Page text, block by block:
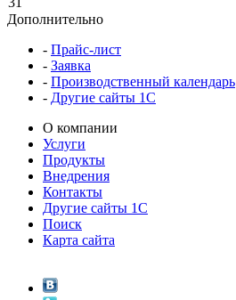
Дополнительно
- Прайс-лист
- Заявка
- Производственный календарь
- Другие сайты 1С
О компании
Услуги
Продукты
Внедрения
Контакты
Другие сайты 1С
Поиск
Карта сайта